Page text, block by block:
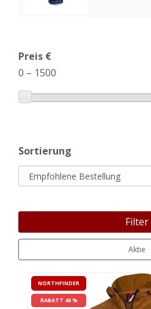
Preis €
0 – 1500
Sortierung
Filter
Aktie
NORTHFINDER
RABATT 40 %